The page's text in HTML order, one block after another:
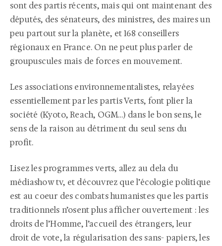
sont des partis récents, mais qui ont maintenant des
députés, des sénateurs, des ministres, des maires un
peu partout sur la planète, et 168 conseillers
régionaux en France. On ne peut plus parler de
groupuscules mais de forces en mouvement.
Les associations environnementalistes, relayées
essentiellement par les partis Verts, font plier la
société (Kyoto, Reach, OGM…) dans le bon sens, le
sens de la raison au détriment du seul sens du
profit.
Lisez les programmes verts, allez au dela du
médiashow tv, et découvrez que l’écologie politique
est au coeur des combats humanistes que les partis
traditionnels n’osent plus afficher ouvertement : les
droits de l’Homme, l’accueil des étrangers, leur
droit de vote, la régularisation des sans- papiers, les